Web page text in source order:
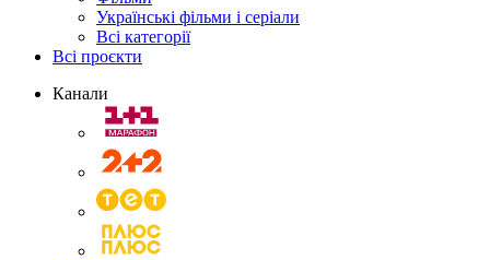
Українські фільми і серіали
Всі категорії
Всі проєкти
Канали